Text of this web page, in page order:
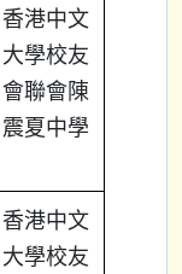
香港中文
大學校友
會聯會陳
震夏中學
香港中文
大學校友